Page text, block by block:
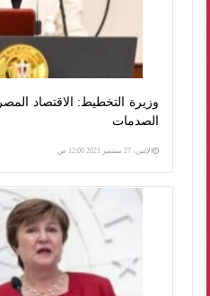
وزيرة التخطيط: الاقتصاد
الصدمات
الإثنين، 27 سبتمبر 2021 12:00 ص